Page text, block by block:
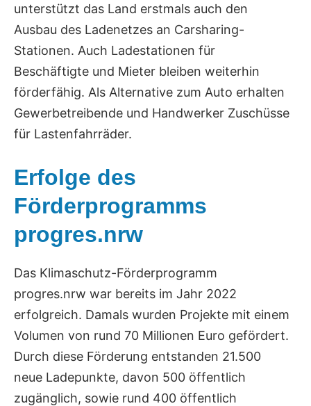
unterstützt das Land erstmals auch den
Ausbau des Ladenetzes an Carsharing-
Stationen. Auch Ladestationen für
Beschäftigte und Mieter bleiben weiterhin
förderfähig. Als Alternative zum Auto erhalten
Gewerbetreibende und Handwerker Zuschüsse
für Lastenfahrräder.
Erfolge des
Förderprogramms
progres.nrw
Das Klimaschutz-Förderprogramm
progres.nrw war bereits im Jahr 2022
erfolgreich. Damals wurden Projekte mit einem
Volumen von rund 70 Millionen Euro gefördert.
Durch diese Förderung entstanden 21.500
neue Ladepunkte, davon 500 öffentlich
zugänglich, sowie rund 400 öffentlich